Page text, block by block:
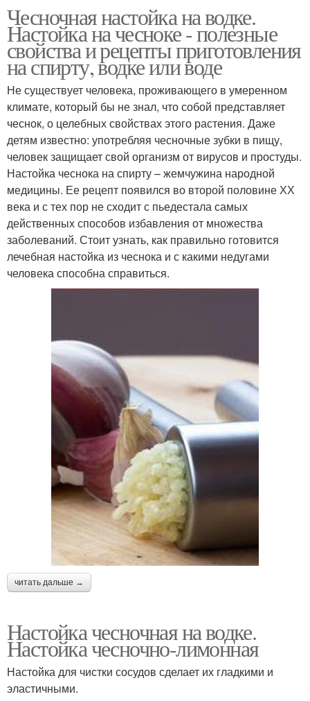
Чесночная настойка на водке.
Настойка на чесноке - полезные
свойства и рецепты приготовления
на спирту, водке или воде
Не существует человека, проживающего в умеренном
климате, который бы не знал, что собой представляет
чеснок, о целебных свойствах этого растения. Даже
детям известно: употребляя чесночные зубки в пищу,
человек защищает свой организм от вирусов и простуды.
Настойка чеснока на спирту – жемчужина народной
медицины. Ее рецепт появился во второй половине ХХ
века и с тех пор не сходит с пьедестала самых
действенных способов избавления от множества
заболеваний. Стоит узнать, как правильно готовится
лечебная настойка из чеснока и с какими недугами
человека способна справиться.
читать дальше →
Настойка чесночная на водке.
Настойка чесночно-лимонная
Настойка для чистки сосудов сделает их гладкими и
эластичными.